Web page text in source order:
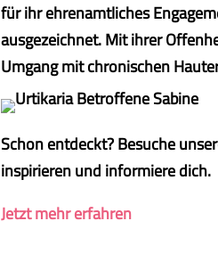
für ihr ehrenamtliches
ausgezeichnet. Mit ihrer
Umgang mit chronischen
Schon entdeckt? Besuche
inspirieren und informiere dich.
Jetzt mehr erfahren